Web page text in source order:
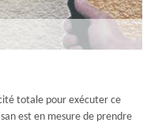
totale pour exécuter ce
est en mesure de prendre